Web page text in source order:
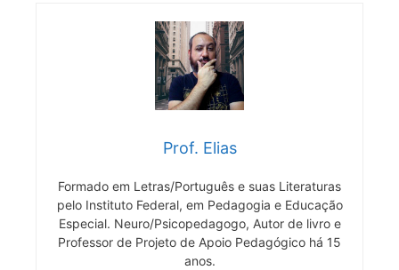
Prof. Elias
Formado em Letras/Português e suas Literaturas
pelo Instituto Federal, em Pedagogia e Educação
Especial. Neuro/Psicopedagogo, Autor de livro e
Professor de Projeto de Apoio Pedagógico há 15
anos.